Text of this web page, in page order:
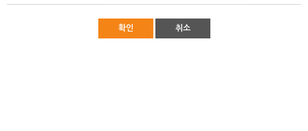
확인 취소